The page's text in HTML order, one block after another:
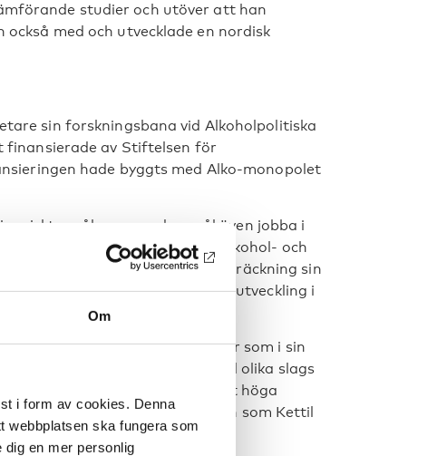
Om
i form av cookies. Denna
webbplatsen ska fungera som
en mer personlig
studier och utöver att han
med och utvecklade en nordisk
sin forskningsbana vid Alkoholpolitiska
finansierade av Stiftelsen för
hade byggts med Alko-monopolet
språk som modersmål även jobba i
(NAD) eller på Nordisk alkohol- och
Kettil Bruun satte i någon utsträckning sin
generella utveckling i
Klaus Mäkelä en figur som i sin
olika slags forskning med olika slags
även spelforskningens) alltjämt höga
den kreativitet och inspiration som Kettil